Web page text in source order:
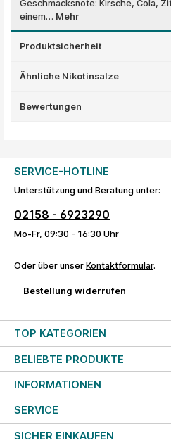
Geschmacksnote: Kirsche, Cola,
einem… Mehr
Produktsicherheit
Ähnliche Nikotinsalze
Bewertungen
SERVICE-HOTLINE
Unterstützung und Beratung unter:
02158 - 6923290
Mo-Fr, 09:30 - 16:30 Uhr
Oder über unser Kontaktformular.
Bestellung widerrufen
TOP KATEGORIEN
BELIEBTE PRODUKTE
INFORMATIONEN
SERVICE
SICHER EINKAUFEN